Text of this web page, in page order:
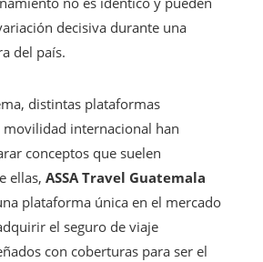
decisiva durante una
del país.
distintas plataformas
movilidad internacional han
conceptos que suelen
ellas, ASSA Travel Guatemala
plataforma única en el mercado
el seguro de viaje
con coberturas para ser el